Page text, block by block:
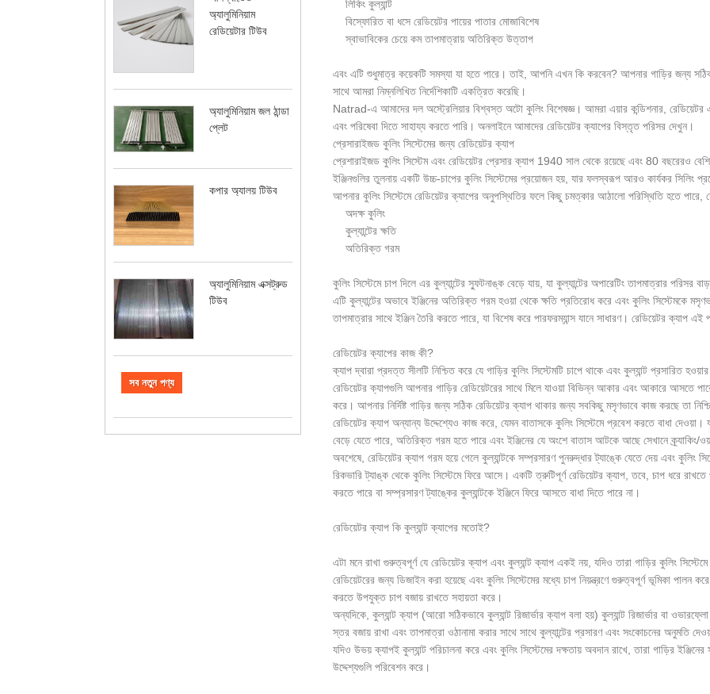
অ্যালুমিনিয়াম
রেডিয়েটার টিউব
অ্যালুমিনিয়াম জল ঠান্ডা
প্লেট
কপার অ্যালয় টিউব
অ্যালুমিনিয়াম এক্সট্রুড
টিউব
সব নতুন পণ্য
লিকিং কুল্যান্ট
বিস্ফোরিত বা ধসে রেডিয়েটর পায়ের পাতার মোজাবিশেষ
স্বাভাবিকের চেয়ে কম তাপমাত্রায় অতিরিক্ত উত্তাপ
এবং এটি শুধুমাত্র কয়েকটি সমস্যা যা হতে পারে। তাই, আপনি এখন কি করবেন? আপনার গাড়ির জন্য সঠিক
সাথে আমরা নিম্নলিখিত নির্দেশিকাটি একত্রিত করেছি।
Natrad-এ আমাদের দল অস্ট্রেলিয়ার বিশ্বস্ত অটো কুলিং বিশেষজ্ঞ। আমরা এয়ার কন্ডিশনার,
এবং পরিষেবা দিতে সাহায্য করতে পারি। অনলাইনে আমাদের রেডিয়েটর ক্যাপের বিস্তৃত পরিসর দেখুন।
প্রেসারাইজড কুলিং সিস্টেমের জন্য রেডিয়েটর ক্যাপ
প্রেশারাইজড কুলিং সিস্টেম এবং রেডিয়েটর প্রেসার ক্যাপ 1940 সাল থেকে রয়েছে এবং 80 বছরেরও বেশি
ইঞ্জিনগুলির তুলনায় একটি উচ্চ-চাপের কুলিং সিস্টেমের প্রয়োজন হয়, যার ফলস্বরূপ আরও কার্যকর সিলিং
আপনার কুলিং সিস্টেমে রেডিয়েটর ক্যাপের অনুপস্থিতির ফলে কিছু চমত্কার আঠালো পরিস্থিতি হতে পারে,
অদক্ষ কুলিং
কুল্যান্টের ক্ষতি
অতিরিক্ত গরম
কুলিং সিস্টেমে চাপ দিলে এর কুল্যান্টের স্ফুটনাঙ্ক বেড়ে যায়, যা কুল্যান্টের অপারেটিং তাপমাত্রার
এটি কুল্যান্টের অভাবে ইঞ্জিনের অতিরিক্ত গরম হওয়া থেকে ক্ষতি প্রতিরোধ করে এবং কুলিং সিস্টেমকে
তাপমাত্রার সাথে ইঞ্জিন তৈরি করতে পারে, যা বিশেষ করে পারফরম্যান্স যানে সাধারণ। রেডিয়েটর ক্যাপ
রেডিয়েটর ক্যাপের কাজ কী?
ক্যাপ দ্বারা প্রদত্ত সীলটি নিশ্চিত করে যে গাড়ির কুলিং সিস্টেমটি চাপে থাকে এবং কুল্যান্ট প্রসারিত
রেডিয়েটর ক্যাপগুলি আপনার গাড়ির রেডিয়েটরের সাথে মিলে যাওয়া বিভিন্ন আকার এবং আকারে আসতে পারে।
করে। আপনার নির্দিষ্ট গাড়ির জন্য সঠিক রেডিয়েটর ক্যাপ থাকার জন্য সবকিছু মসৃণভাবে কাজ করছে তা
রেডিয়েটর ক্যাপ অন্যান্য উদ্দেশ্যেও কাজ করে, যেমন বাতাসকে কুলিং সিস্টেমে প্রবেশ করতে বাধা দেওয়া।
বেড়ে যেতে পারে, অতিরিক্ত গরম হতে পারে এবং ইঞ্জিনের যে অংশে বাতাস আটকে আছে সেখানে ক্র্যাকিং/
অবশেষে, রেডিয়েটর ক্যাপ গরম হয়ে গেলে কুল্যান্টকে সম্প্রসারণ পুনরুদ্ধার ট্যাঙ্কে যেতে দেয় এবং কুলিং
রিকভারি ট্যাঙ্ক থেকে কুলিং সিস্টেমে ফিরে আসে। একটি ত্রুটিপূর্ণ রেডিয়েটর ক্যাপ, তবে, চাপ ধরে
করতে পারে বা সম্প্রসারণ ট্যাঙ্কের কুল্যান্টকে ইঞ্জিনে ফিরে আসতে বাধা দিতে পারে না।
রেডিয়েটর ক্যাপ কি কুল্যান্ট ক্যাপের মতোই?
এটা মনে রাখা গুরুত্বপূর্ণ যে রেডিয়েটর ক্যাপ এবং কুল্যান্ট ক্যাপ একই নয়, যদিও তারা গাড়ির কুলিং
রেডিয়েটরের জন্য ডিজাইন করা হয়েছে এবং কুলিং সিস্টেমের মধ্যে চাপ নিয়ন্ত্রণে গুরুত্বপূর্ণ ভূমিকা পালন
করতে উপযুক্ত চাপ বজায় রাখতে সহায়তা করে।
অন্যদিকে, কুল্যান্ট ক্যাপ (আরো সঠিকভাবে কুল্যান্ট রিজার্ভার ক্যাপ বলা হয়) কুল্যান্ট রিজার্ভার বা
স্তর বজায় রাখা এবং তাপমাত্রা ওঠানামা করার সাথে সাথে কুল্যান্টের প্রসারণ এবং সংকোচনের অনুমতি
যদিও উভয় ক্যাপই কুল্যান্ট পরিচালনা করে এবং কুলিং সিস্টেমের দক্ষতায় অবদান রাখে, তারা গাড়ির ইঞ্জিনের
উদ্দেশ্যগুলি পরিবেশন করে।